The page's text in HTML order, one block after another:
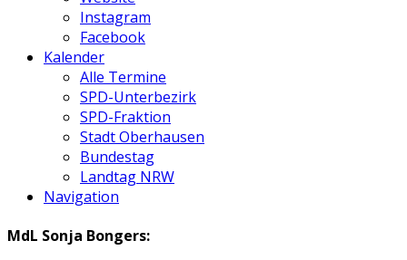
Instagram
Facebook
Kalender
Alle Termine
SPD-Unterbezirk
SPD-Fraktion
Stadt Oberhausen
Bundestag
Landtag NRW
Navigation
MdL Sonja Bongers: